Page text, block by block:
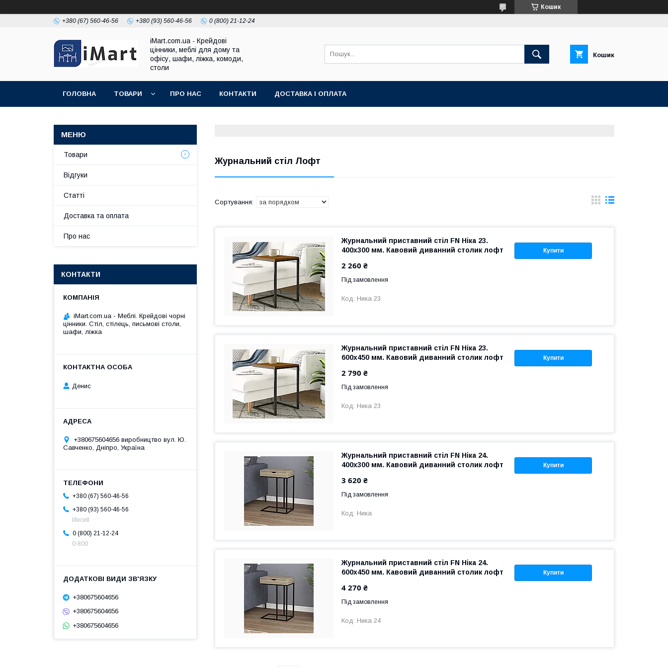
Кошик
+380 (67) 560-46-56 +380 (93) 560-46-56 0 (800) 21-12-24
iMart.com.ua - Крейдові
цінники, меблі для дому та
офісу, шафи, ліжка, комоди,
столи
Кошик
ГОЛОВНА ТОВАРИ ПРО НАС КОНТАКТИ ДОСТАВКА І ОПЛАТА
Журнальний стіл Лофт
Купити
Журнальний приставний стіл FN Ніка 23.
400х300 мм. Кавовий диванний столик лофт
2 260 ₴
Під замовлення
Ника 23
Купити
Журнальний приставний стіл FN Ніка 23.
600х450 мм. Кавовий диванний столик лофт
2 790 ₴
Під замовлення
Ника 23
Купити
Журнальний приставний стіл FN Ніка 24.
400х300 мм. Кавовий диванний столик лофт
3 620 ₴
Під замовлення
Ника
Купити
Журнальний приставний стіл FN Ніка 24.
600х450 мм. Кавовий диванний столик лофт
4 270 ₴
Під замовлення
Ника 24
Товари
Відгуки
Cтатті
Доставка та оплата
Про нас
КОНТАКТИ
iMart.com.ua - Меблі. Крейдові чорні
цінники. Стіл, стілець, письмові столи,
шафи, ліжка
Денис
+380675604656 виробництво вул. Ю.
Савченко, Дніпро, Україна
+380 (67) 560-46-56
+380 (93) 560-46-56
lifecell
0 (800) 21-12-24
0-800
+380675604656
+380675604656
+380675604656